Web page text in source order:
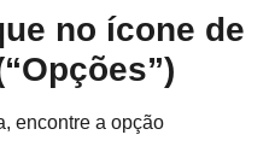
no ícone de
encontre a opção